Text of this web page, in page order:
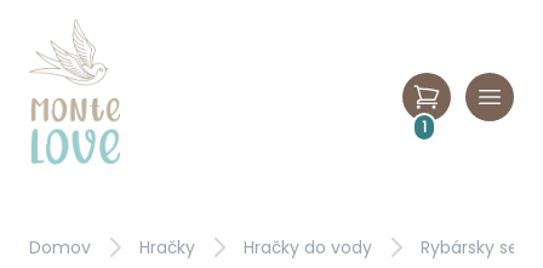
1
Domov Hračky Hračky do vody Rybársky set